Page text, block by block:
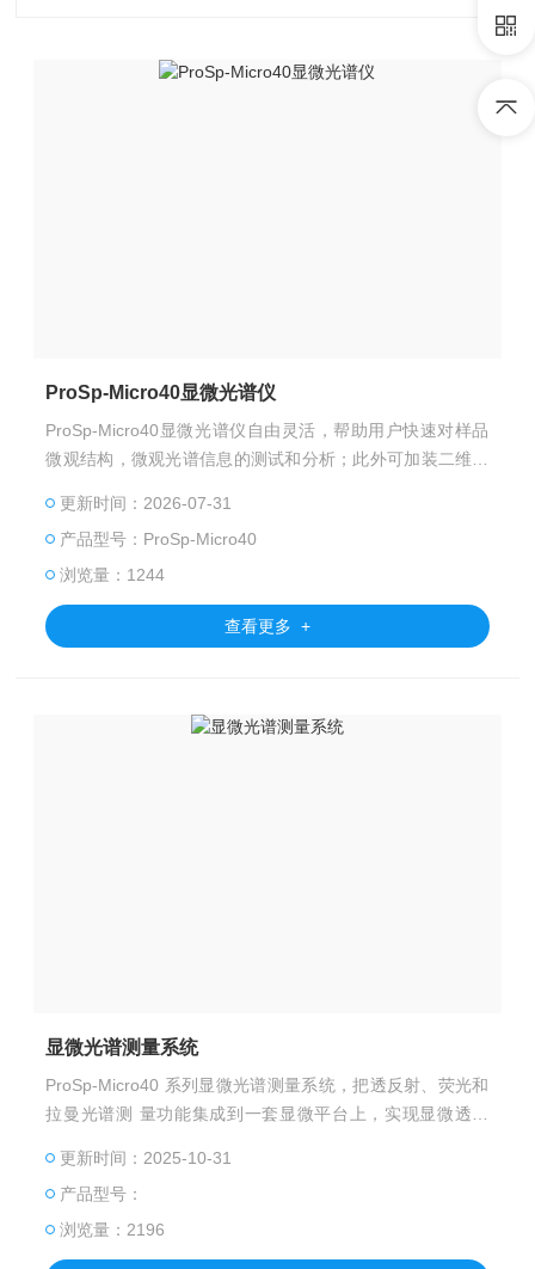
ProSp-Micro40显微光谱仪
ProSp-Micro40显微光谱仪自由灵活，帮助用户快速对样品
微观结构，微观光谱信息的测试和分析；此外可加装二维电
更新时间：2026-07-31
产品型号：ProSp-Micro40
浏览量：1244
查看更多 +
显微光谱测量系统
ProSp-Micro40 系列显微光谱测量系统，把透反射、荧光和
拉曼光谱测 量功能集成到一套显微平台上，实现显微透反
显微模块、光谱仪和光源等构成。系统可以选装二 维电控扫
描台，实现Mapping 测量功能。
更新时间：2025-10-31
产品型号：
浏览量：2196